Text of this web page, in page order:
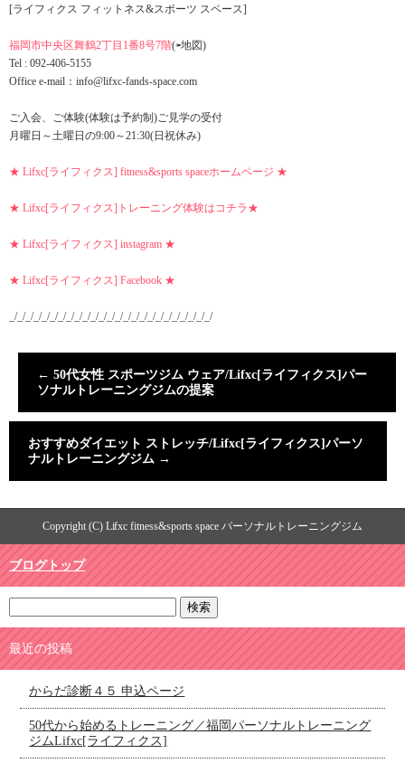
[ライフィクス フィットネス&スポーツ スペース]
福岡市中央区舞鶴2丁目1番8号7階(⇦地図)
Tel : 092-406-5155
Office e-mail：info@lifxc-fands-space.com
ご入会、ご体験(体験は予約制)ご見学の受付
月曜日～土曜日の9:00～21:30(日祝休み)
★ Lifxc[ライフィクス] fitness&sports spaceホームページ ★
★ Lifxc[ライフィクス]トレーニング体験はコチラ★
★ Lifxc[ライフィクス] instagram ★
★ Lifxc[ライフィクス] Facebook ★
_/_/_/_/_/_/_/_/_/_/_/_/_/_/_/_/_/_/_/_/_/_/_/_/_/
← 50代女性 スポーツジム ウェア/Lifxc[ライフィクス]パー
ソナルトレーニングジムの提案
おすすめダイエット ストレッチ/Lifxc[ライフィクス]パーソ
ナルトレーニングジム →
Copyright (C) Lifxc fitness&sports space パーソナルトレーニングジム
ブログトップ
最近の投稿
からだ診断４５ 申込ページ
50代から始めるトレーニング／福岡パーソナルトレーニング
ジムLifxc[ライフィクス]